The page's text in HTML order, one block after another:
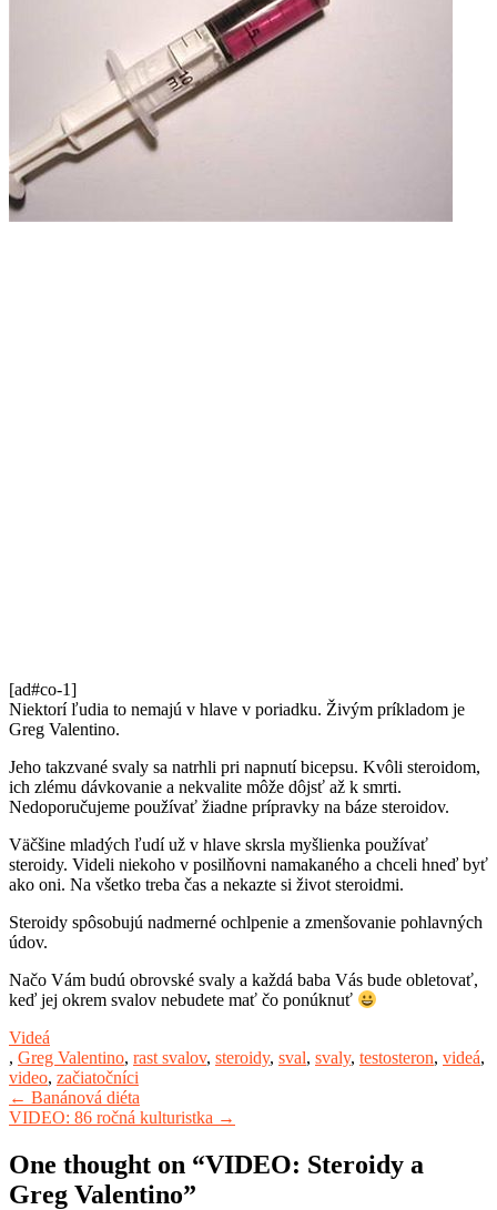
[ad#co-1]
Niektorí ľudia to nemajú v hlave v poriadku. Živým príkladom je
Greg Valentino.
Jeho takzvané svaly sa natrhli pri napnutí bicepsu. Kvôli steroidom,
ich zlému dávkovanie a nekvalite môže dôjsť až k smrti.
Nedoporučujeme používať žiadne prípravky na báze steroidov.
Väčšine mladých ľudí už v hlave skrsla myšlienka používať
steroidy. Videli niekoho v posilňovni namakaného a chceli hneď byť
ako oni. Na všetko treba čas a nekazte si život steroidmi.
Steroidy spôsobujú nadmerné ochlpenie a zmenšovanie pohlavných
údov.
Načo Vám budú obrovské svaly a každá baba Vás bude obletovať,
keď jej okrem svalov nebudete mať čo ponúknuť
Videá
, Greg Valentino, rast svalov, steroidy, sval, svaly, testosteron, videá,
video, začiatočníci
Post
navigation
← Banánová diéta
VIDEO: 86 ročná kulturistka →
One thought on “VIDEO: Steroidy a
Greg Valentino”